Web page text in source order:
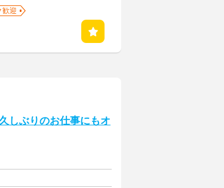
歓迎
しぶりのお仕事にもオ